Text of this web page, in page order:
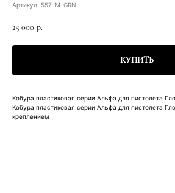
Артикул: 557-M-GRN
25 000 р.
КУПИТЬ
Кобура пластиковая серии Альфа для пистолета
Кобура пластиковая серии Альфа для пистолета
креплением